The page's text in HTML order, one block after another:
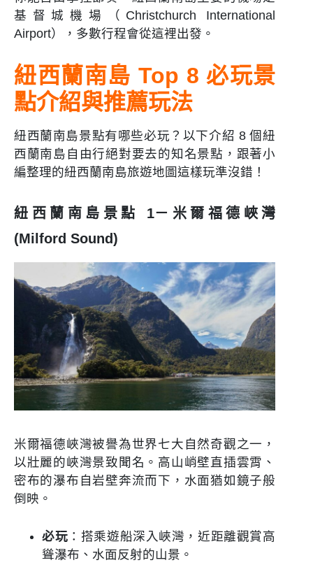
基督城機場（Christchurch International
Airport），多數行程會從這裡出發。
紐西蘭南島 Top 8 必玩景
點介紹與推薦玩法
紐西蘭南島景點有哪些必玩？以下介紹 8 個紐
西蘭南島自由行絕對要去的知名景點，跟著小
編整理的紐西蘭南島旅遊地圖這樣玩準沒錯！
紐西蘭南島景點 1－米爾福德峽灣
(Milford Sound)
米爾福德峽灣被譽為世界七大自然奇觀之一，
以壯麗的峽灣景致聞名。高山峭壁直插雲霄、
密布的瀑布自岩壁奔流而下，水面猶如鏡子般
倒映。
必玩 ：搭乘遊船深入峽灣，近距離觀賞高
聳瀑布、水面反射的山景。